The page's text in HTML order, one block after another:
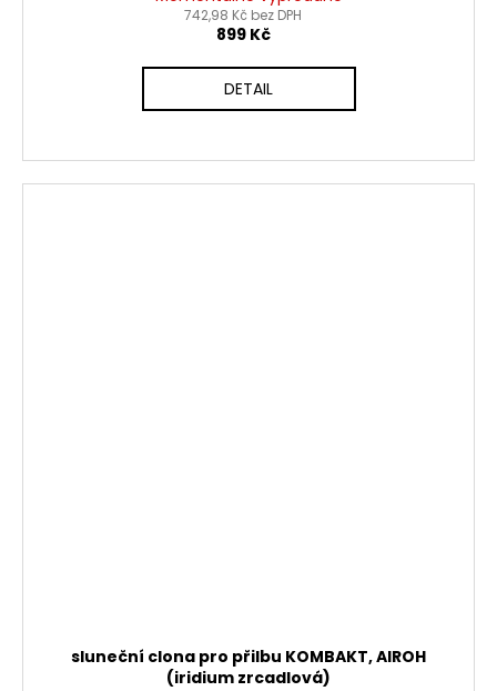
742,98 Kč bez DPH
899 Kč
DETAIL
sluneční clona pro přilbu KOMBAKT, AIROH
(iridium zrcadlová)